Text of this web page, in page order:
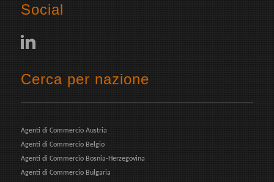
Social
Cerca per nazione
Agenti di Commercio Austria
Agenti di Commercio Belgio
Agenti di Commercio Bosnia-Herzegovina
Agenti di Commercio Bulgaria